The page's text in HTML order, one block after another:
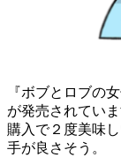
『ボブとロブの
が発売されてい
購入で２度美味
手が良さそう。